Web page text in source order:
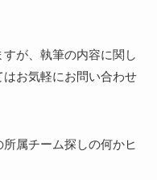
が、執筆の内容に関し
お気軽にお問い合わせ
属チーム探しの何かヒ